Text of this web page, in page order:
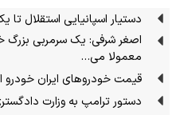
دستیار اسپانیایی استقلال تا
اصغر شرفی: یک سرمربی
معمولا می…
قیمت خودرو‌های ایران خودرو امروز جمعه ۱۶
دستور ترامپ به وزارت